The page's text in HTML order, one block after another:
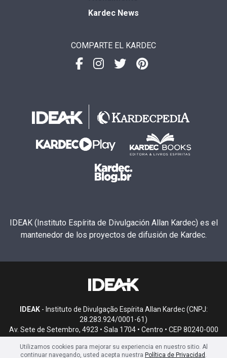
Kardec News
COMPARTE EL KARDEC
IDEAK (Instituto Espírita de Divulgación Allan Kardec) es el
mantenedor de los proyectos de difusión de Kardec.
IDEAK- Instituto de Divulgação Espírita Allan Kardec (CNPJ:
28.283.924/0001-61)
Av. Sete de Setembro, 4923 • Sala 1704 • Centro • CEP 80240-000
Utilizamos cookies para mejorar su experiencia en nuestro sitio. Al
continuar navegando, usted acepta nuestra Política de Privacidad .